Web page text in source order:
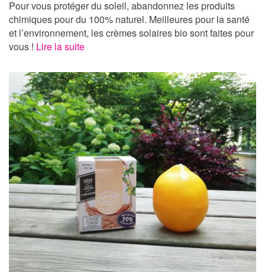
Pour vous protéger du soleil, abandonnez les produits
chimiques pour du 100% naturel. Meilleures pour la santé
et l’environnement, les crèmes solaires bio sont faites pour
vous ! Lire la suite